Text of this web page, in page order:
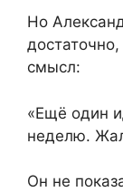
Но
смысл:
«Ещё один
неделю.
Он не